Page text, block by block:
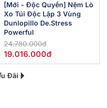
[Mới - Độc Quyền] Nệm Lò
Xo Túi Độc Lập 3 Vùng
Dunlopillo De.Stress
Powerful
24.780.000đ
19.016.000đ
Đãi